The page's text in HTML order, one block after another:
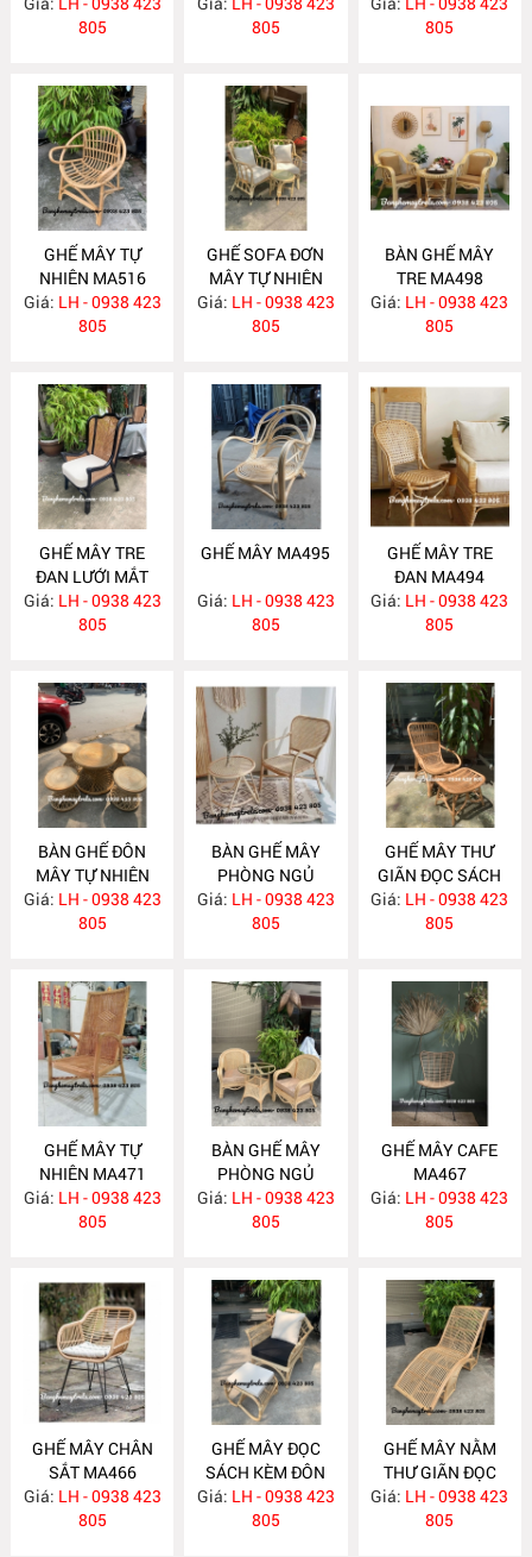
805
805
805
GHẾ MÂY TỰ
NHIÊN MA516
Giá: LH - 0938 423
805
GHẾ SOFA ĐƠN
MÂY TỰ NHIÊN
MA515
Giá: LH - 0938 423
805
BÀN GHẾ MÂY
TRE MA498
Giá: LH - 0938 423
805
GHẾ MÂY TRE
ĐAN LƯỚI MẮT
CÁO MA496
Giá: LH - 0938 423
805
GHẾ MÂY MA495
Giá: LH - 0938 423
805
GHẾ MÂY TRE
ĐAN MA494
Giá: LH - 0938 423
805
BÀN GHẾ ĐÔN
MÂY TỰ NHIÊN
MA482
Giá: LH - 0938 423
805
BÀN GHẾ MÂY
PHÒNG NGỦ
MA479
Giá: LH - 0938 423
805
GHẾ MÂY THƯ
GIÃN ĐỌC SÁCH
KÈM ĐÔN GÁC
CHÂN MA475
Giá: LH - 0938 423
805
GHẾ MÂY TỰ
NHIÊN MA471
Giá: LH - 0938 423
805
BÀN GHẾ MÂY
PHÒNG NGỦ
MA469
Giá: LH - 0938 423
805
GHẾ MÂY CAFE
MA467
Giá: LH - 0938 423
805
GHẾ MÂY CHÂN
SẮT MA466
Giá: LH - 0938 423
805
GHẾ MÂY ĐỌC
SÁCH KÈM ĐÔN
GÁC CHÂN MA461
Giá: LH - 0938 423
805
GHẾ MÂY NẰM
THƯ GIÃN ĐỌC
SÁCH MA456
Giá: LH - 0938 423
805